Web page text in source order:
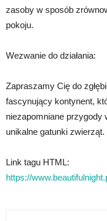
zasoby w sposób
pokoju.
Wezwanie do działania:
Zapraszamy Cię do
fascynujący kontynent,
niezapomniane przygody
unikalne gatunki zwierząt.
Link tagu HTML:
https://